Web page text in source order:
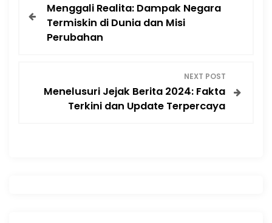
o
Menggali Realita: Dampak Negara
Termiskin di Dunia dan Misi
Perubahan
NEXT POST
Menelusuri Jejak Berita 2024: Fakta
Terkini dan Update Terpercaya